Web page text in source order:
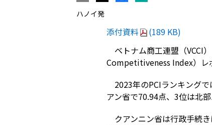
ハノイ発
添付資料
(189 KB)
ベトナム商工連盟（VCCI
Competitiveness Index）レ
2023年のPCIランキング
アン省で70.94点、3位は北
クアンニン省は行政手続